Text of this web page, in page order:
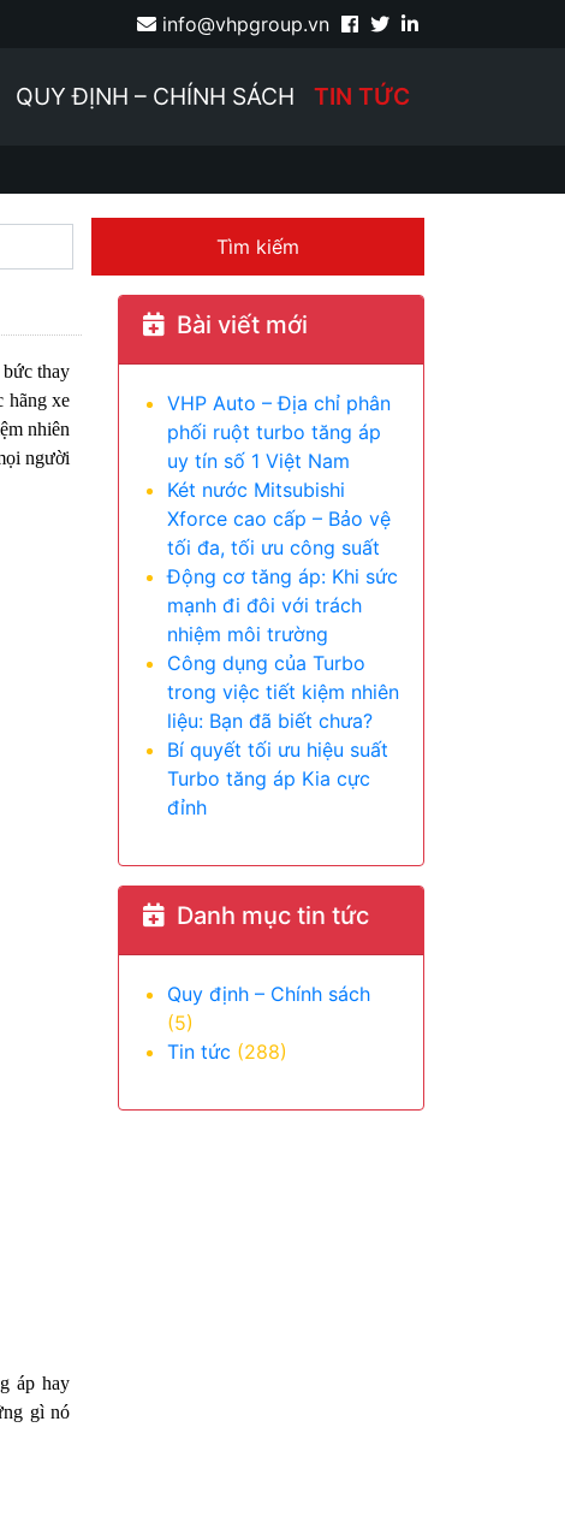
info@vhpgroup.vn
QUY ĐỊNH – CHÍNH SÁCH TIN TỨC
Tìm kiếm
thay
hãng xe
nhiên
người
áp hay
gì nó
Bài viết mới
VHP Auto – Địa chỉ phân
phối ruột turbo tăng áp
uy tín số 1 Việt Nam
Két nước Mitsubishi
Xforce cao cấp – Bảo vệ
tối đa, tối ưu công suất
Động cơ tăng áp: Khi sức
mạnh đi đôi với trách
nhiệm môi trường
Công dụng của Turbo
trong việc tiết kiệm nhiên
liệu: Bạn đã biết chưa?
Bí quyết tối ưu hiệu suất
Turbo tăng áp Kia cực
đỉnh
Danh mục tin tức
Quy định – Chính sách
(5)
Tin tức (288)